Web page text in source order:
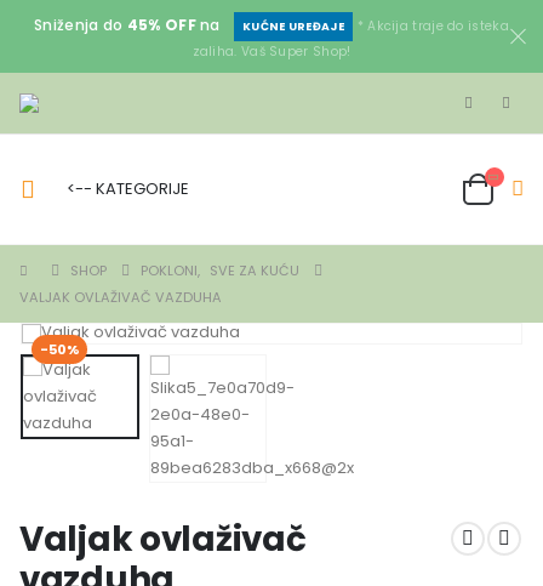
Sniženja do 45% OFFna KUĆNE UREĐAJE
* Akcija traje do isteka
zaliha. Vaš Super Shop!
<-- KATEGORIJE
SHOP POKLONI, SVE ZA KUĆU
VALJAK OVLAŽIVAČ VAZDUHA
-50%
Valjak ovlaživač